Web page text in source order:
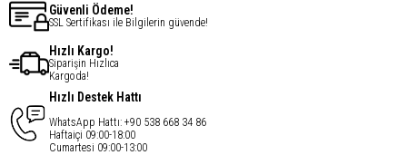
Güvenli Ödeme!
SSL Sertifikası ile Bilgilerin güvende!
Hızlı Kargo!
Siparişin Hızlıca
Kargoda!
Hızlı Destek Hattı
WhatsApp Hattı: +90 538 668 34 86
Haftaiçi 09:00-18:00
Cumartesi 09:00-13:00